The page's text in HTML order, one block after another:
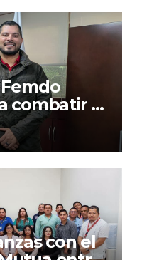
combatir la
con el